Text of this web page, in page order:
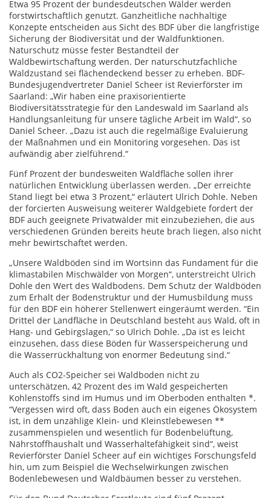
Etwa 95 Prozent der bundesdeutschen Wälder werden
forstwirtschaftlich genutzt. Ganzheitliche nachhaltige
Konzepte entscheiden aus Sicht des BDF über die langfristige
Sicherung der Biodiversität und der Waldfunktionen.
Naturschutz müsse fester Bestandteil der
Waldbewirtschaftung werden. Der naturschutzfachliche
Waldzustand sei flächendeckend besser zu erheben. BDF-
Bundesjugendvertreter Daniel Scheer ist Revierförster im
Saarland: „Wir haben eine praxisorientierte
Biodiversitätsstrategie für den Landeswald im Saarland als
Handlungsanleitung für unsere tägliche Arbeit im Wald“, so
Daniel Scheer. „Dazu ist auch die regelmäßige Evaluierung
der Maßnahmen und ein Monitoring vorgesehen. Das ist
aufwändig aber zielführend.“
Fünf Prozent der bundesweiten Waldfläche sollen ihrer
natürlichen Entwicklung überlassen werden. „Der erreichte
Stand liegt bei etwa 3 Prozent,“ erläutert Ulrich Dohle. Neben
der forcierten Ausweisung weiterer Waldgebiete fordert der
BDF auch geeignete Privatwälder mit einzubeziehen, die aus
verschiedenen Gründen bereits heute brach liegen, also nicht
mehr bewirtschaftet werden.
„Unsere Waldböden sind im Wortsinn das Fundament für die
klimastabilen Mischwälder von Morgen“, unterstreicht Ulrich
Dohle den Wert des Waldbodens. Dem Schutz der Waldböden
zum Erhalt der Bodenstruktur und der Humusbildung muss
für den BDF ein höherer Stellenwert eingeräumt werden. “Ein
Drittel der Landfläche in Deutschland besteht aus Wald, oft in
Hang- und Gebirgslagen,“ so Ulrich Dohle. „Da ist es leicht
einzusehen, dass diese Böden für Wasserspeicherung und
die Wasserrückhaltung von enormer Bedeutung sind.“
Auch als CO2-Speicher sei Waldboden nicht zu
unterschätzen, 42 Prozent des im Wald gespeicherten
Kohlenstoffs sind im Humus und im Oberboden enthalten *.
“Vergessen wird oft, dass Boden auch ein eigenes Ökosystem
ist, in dem unzählige Klein- und Kleinstlebewesen **
zusammenspielen und wesentlich für Bodenbelüftung,
Nährstoffhaushalt und Wasserhaltefähigkeit sind“, weist
Revierförster Daniel Scheer auf ein wichtiges Forschungsfeld
hin, um zum Beispiel die Wechselwirkungen zwischen
Bodenlebewesen und Waldbäumen besser zu verstehen.